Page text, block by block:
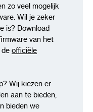
zo veel mogelijk
Wil je zeker
is? Download
van het
officiële
Wij kiezen er
aan te bieden,
bieden we